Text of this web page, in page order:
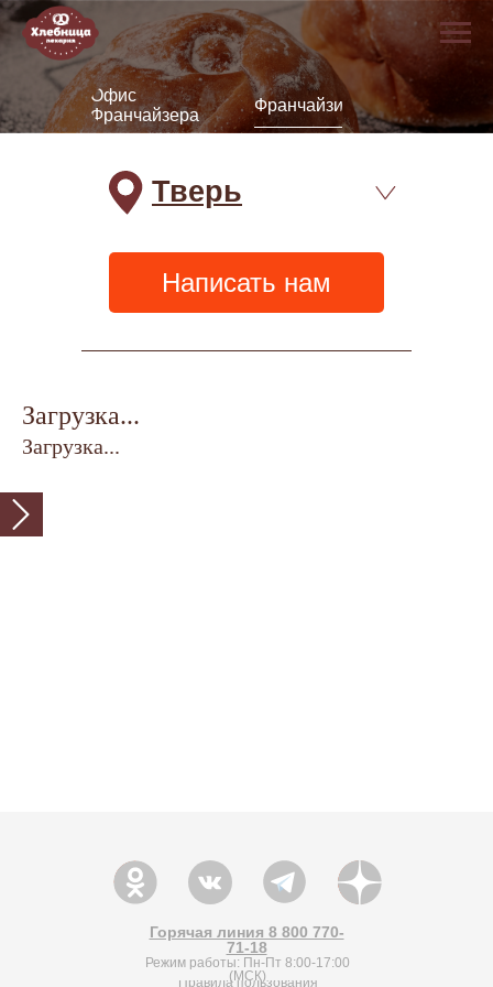
Тверь
Написать нам
Офис
Франчайзера
Франчайзи
Загрузка...
Загрузка...
Режим работы: Пн-Пт 8:00-17:00
(МСК)
Правила пользования
Горячая линия 8 800 770-
71-18